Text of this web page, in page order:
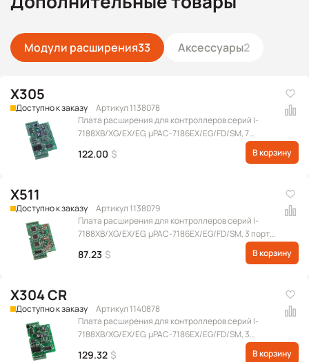
Модули расширения33 Аксессуары2
X305
Доступно к заказу
Артикул 1138078
Плата расширения для контроллеров серий I-
7188XB/XG/EX/EG, μPAC-7186EX/EG/FD/SM, 7
122.00 $ В корзину
X511
Доступно к заказу
Артикул 1138079
Плата расширения для контроллеров серий I-
7188XB/XG/EX/EG, μPAC-7186EX/EG/FD/SM, 3 порта
87.23 $ В корзину
X304 CR
Доступно к заказу
Артикул 1140878
Плата расширения для контроллеров серий I-
7188XB/XG/EX/EG, μPAC-7186EX/EG/FD/SM, 3
129.32 $ В корзину